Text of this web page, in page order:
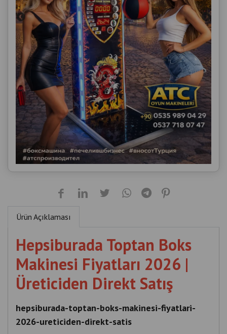
Ürün Açıklaması
Hepsiburada Toptan Boks
Makinesi Fiyatları 2026 |
Üreticiden Direkt Satış
hepsiburada-toptan-boks-makinesi-fiyatlari-
2026-ureticiden-direkt-satis